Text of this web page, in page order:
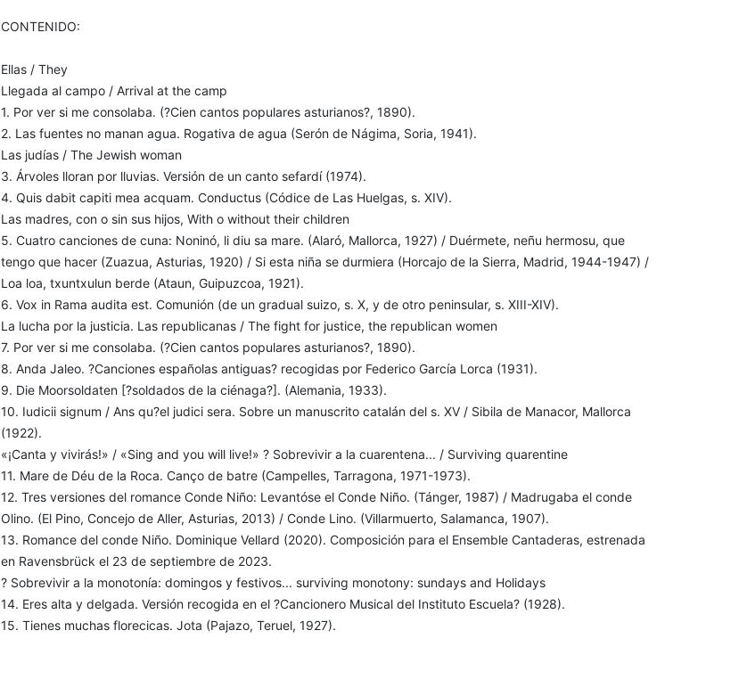
CONTENIDO:
Ellas / They
Llegada al campo / Arrival at the camp
1. Por ver si me consolaba. (?Cien cantos populares asturianos?, 1890).
2. Las fuentes no manan agua. Rogativa de agua (Serón de Nágima, Soria, 1941).
Las judías / The Jewish woman
3. Árvoles lloran por lluvias. Versión de un canto sefardí (1974).
4. Quis dabit capiti mea acquam. Conductus (Códice de Las Huelgas, s. XIV).
Las madres, con o sin sus hijos, With o without their children
5. Cuatro canciones de cuna: Noninó, li diu sa mare. (Alaró, Mallorca, 1927) / Duérmete, neñu hermosu, que
tengo que hacer (Zuazua, Asturias, 1920) / Si esta niña se durmiera (Horcajo de la Sierra, Madrid, 1944-1947) /
Loa loa, txuntxulun berde (Ataun, Guipuzcoa, 1921).
6. Vox in Rama audita est. Comunión (de un gradual suizo, s. X, y de otro peninsular, s. XIII-XIV).
La lucha por la justicia. Las republicanas / The fight for justice, the republican women
7. Por ver si me consolaba. (?Cien cantos populares asturianos?, 1890).
8. Anda Jaleo. ?Canciones españolas antiguas? recogidas por Federico García Lorca (1931).
9. Die Moorsoldaten [?soldados de la ciénaga?]. (Alemania, 1933).
10. Iudicii signum / Ans qu?el judici sera. Sobre un manuscrito catalán del s. XV / Sibila de Manacor, Mallorca
(1922).
«¡Canta y vivirás!» / «Sing and you will live!» ? Sobrevivir a la cuarentena... / Surviving quarentine
11. Mare de Déu de la Roca. Canço de batre (Campelles, Tarragona, 1971-1973).
12. Tres versiones del romance Conde Niño: Levantóse el Conde Niño. (Tánger, 1987) / Madrugaba el conde
Olino. (El Pino, Concejo de Aller, Asturias, 2013) / Conde Lino. (Villarmuerto, Salamanca, 1907).
13. Romance del conde Niño. Dominique Vellard (2020). Composición para el Ensemble Cantaderas, estrenada
en Ravensbrück el 23 de septiembre de 2023.
? Sobrevivir a la monotonía: domingos y festivos... surviving monotony: sundays and Holidays
14. Eres alta y delgada. Versión recogida en el ?Cancionero Musical del Instituto Escuela? (1928).
15. Tienes muchas florecicas. Jota (Pajazo, Teruel, 1927).